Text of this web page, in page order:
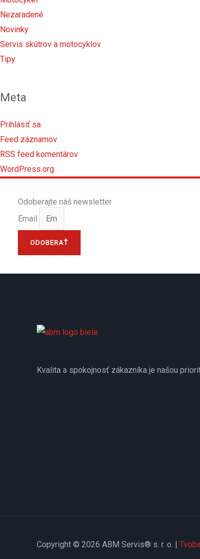
Nezaradené
Novinky
Servis skútrov a motocyklov
Tipy
Meta
Prihlásiť sa
Feed záznamov
RSS feed komentárov
WordPress.org
Odoberajte náš newsletter
Email
ODOBERAŤ
Kvalita a spokojnosť zákazníka je našou
Copyright © 2026 ABM Servis® s. r. o. |